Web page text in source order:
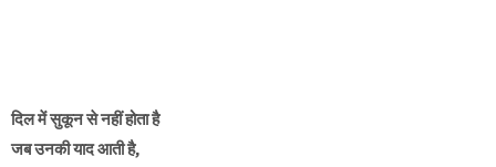
दिल में सुकून से नहीं होता है
जब उनकी याद आती है,